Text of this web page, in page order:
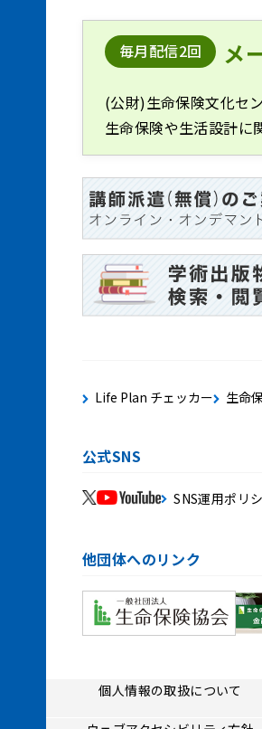
毎月配信2回 メ
(公財)生命保険文化セ
生命保険や生活設計に
Life Plan チェッカー 生命
公式SNS
SNS運用ポリ
他団体へのリンク
個人情報の取扱について